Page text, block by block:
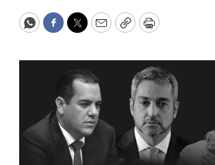
WhatsApp
Facebook
Twitter
EmailCopyPrint